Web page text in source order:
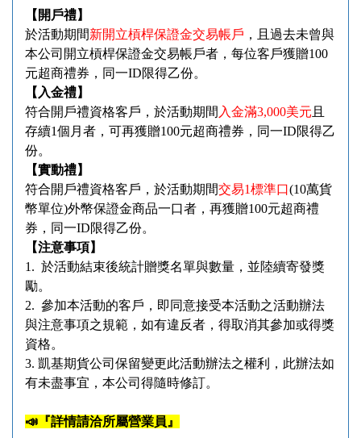
【 開戶禮】
於活動期間新開立槓桿保證金交易帳戶 ，且過去未曾與
本公司開立槓桿保證金交易帳戶者，每位客戶獲贈100
元超商禮券，同一ID限得乙份。
【 入金禮】
符合開戶禮資格客戶，於活動期間 入金滿3,000美元 且
存續1個月者，可再獲贈100元超商禮券，同一ID限得乙
份。
【實動禮】
符合開戶禮資格客戶，於活動期間交易1標準口(10萬貨
幣單位)外幣保證金商品一口者，再獲贈100元超商禮
券，同一ID限得乙份。
【注意事項】
1. 於活動結束後統計贈獎名單與數量，並陸續寄發獎
勵。
2. 參加本活動的客戶，即同意接受本活動之活動辦法
與注意事項之規範，如有違反者，得取消其參加或得獎
資格。
3. 凱基期貨公司保留變更此活動辦法之權利，此辦法如
有未盡事宜，本公司得隨時修訂。
📣 『詳情請洽所屬營業員』